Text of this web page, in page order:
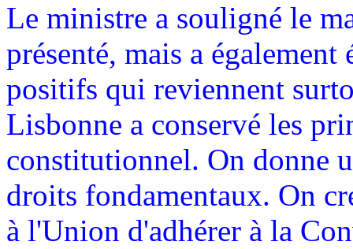
Le ministre a souligné le
présenté, mais a
positifs qui reviennent
Lisbonne a conservé les
constitutionnel. On donne
droits fondamentaux. On
à l'Union d'adhérer à la